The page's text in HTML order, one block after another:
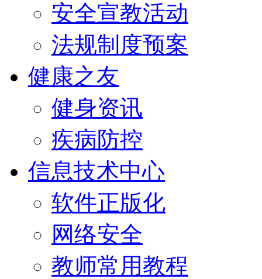
安全宣教活动
法规制度预案
健康之友
健身资讯
疾病防控
信息技术中心
软件正版化
网络安全
教师常用教程